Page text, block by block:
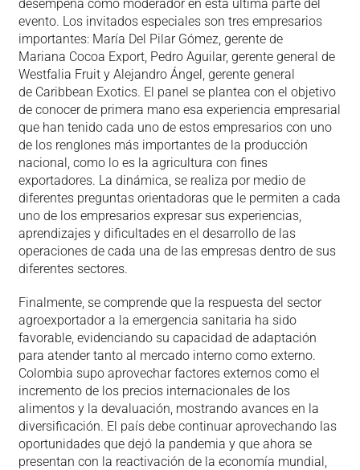
desempeña como moderador en esta última parte del
evento. Los invitados especiales son tres empresarios
importantes: María Del Pilar Gómez, gerente de
Mariana Cocoa Export, Pedro Aguilar, gerente general de
Westfalia Fruit y Alejandro Ángel, gerente general
de Caribbean Exotics. El panel se plantea con el objetivo
de conocer de primera mano esa experiencia empresarial
que han tenido cada uno de estos empresarios con uno
de los renglones más importantes de la producción
nacional, como lo es la agricultura con fines
exportadores. La dinámica, se realiza por medio de
diferentes preguntas orientadoras que le permiten a cada
uno de los empresarios expresar sus experiencias,
aprendizajes y dificultades en el desarrollo de las
operaciones de cada una de las empresas dentro de sus
diferentes sectores.
Finalmente, se comprende que la respuesta del sector
agroexportador a la emergencia sanitaria ha sido
favorable, evidenciando su capacidad de adaptación
para atender tanto al mercado interno como externo.
Colombia supo aprovechar factores externos como el
incremento de los precios internacionales de los
alimentos y la devaluación, mostrando avances en la
diversificación. El país debe continuar aprovechando las
oportunidades que dejó la pandemia y que ahora se
presentan con la reactivación de la economía mundial,